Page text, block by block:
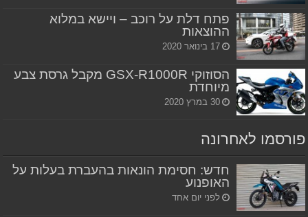
פתח דלת על רוכב – ויישא במלוא
ההוצאות
17 בינואר 2020
הסוזוקי GSX-R1000R מקבל גרסת צבע
מיוחדת
30 במרץ 2020
פורסמו לאחרונה
חדש: חסימת הונאות בהעברת בעלות על
האופנוע
לפני יום אחד